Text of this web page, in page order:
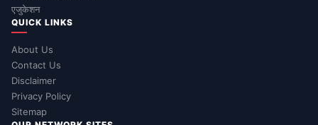
एजुकेशन
QUICK LINKS
About Us
Contact Us
Disclaimer
Privacy Policy
Sitemap